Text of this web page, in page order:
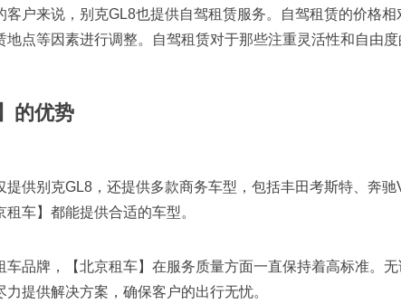
客户来说，别克GL8也提供自驾租赁服务。自驾租赁的价格
地点等因素进行调整。自驾租赁对于那些注重灵活性和自由度
的优势
提供别克GL8，还提供多款商务车型，包括丰田考斯特、奔
车】都能提供合适的车型。
车品牌，【北京租车】在服务质量方面一直保持着高标准。
力提供解决方案，确保客户的出行无忧。